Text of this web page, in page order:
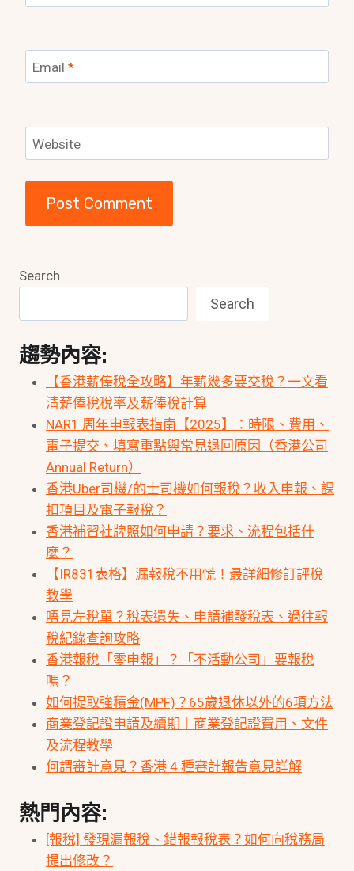
Email *
Website
Search
Search
趨勢內容:
【香港薪俸稅全攻略】年薪幾多要交稅？一文看
清薪俸稅稅率及薪俸稅計算
NAR1 周年申報表指南【2025】：時限、費用、
電子提交、填寫重點與常見退回原因（香港公司
Annual Return）
香港Uber司機/的士司機如何報稅？收入申報、課
扣項目及電子報稅？
香港補習社牌照如何申請？要求、流程包括什
麼？
【IR831表格】漏報稅不用慌！最詳細修訂評稅
教學
唔見左稅單？稅表遺失、申請補發稅表、過往報
稅紀錄查詢攻略
香港報稅「零申報」？「不活動公司」要報稅
嗎？
如何提取強積金(MPF)？65歲退休以外的6項方法
商業登記證申請及續期｜商業登記證費用、文件
及流程教學
何謂審計意見？香港 4 種審計報告意見詳解
熱門內容:
[報稅] 發現漏報稅、錯報報稅表？如何向稅務局
提出修改？